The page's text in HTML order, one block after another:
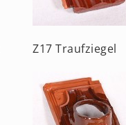
Z17 Traufziegel